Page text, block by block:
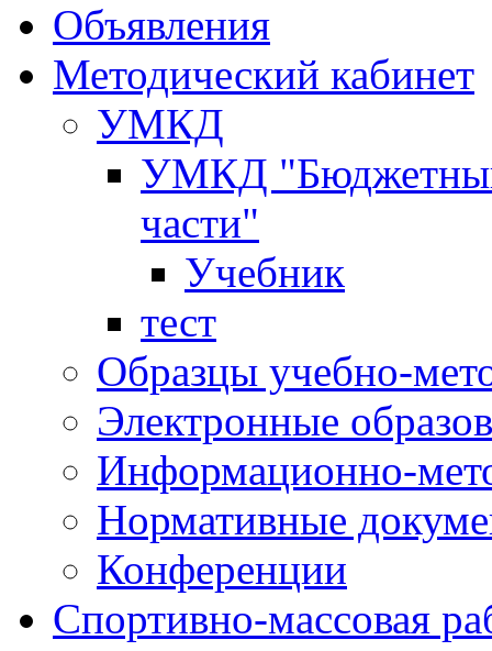
Объявления
Методический кабинет
УМКД
УМКД "Бюджетный
части"
Учебник
тест
Образцы учебно-
Электронные
Информационно-
Нормативные
Конференции
Спортивно-массовая